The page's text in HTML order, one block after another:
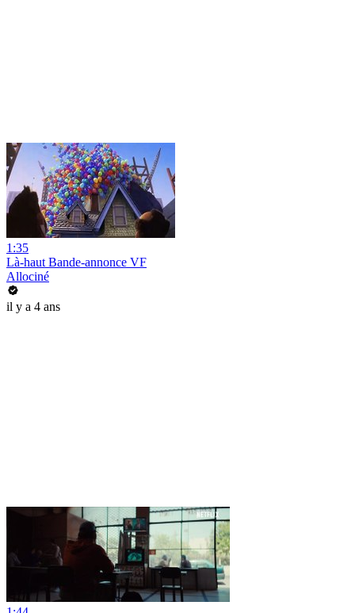
1:35
Là-haut Bande-annonce VF
Allociné
il y a 4 ans